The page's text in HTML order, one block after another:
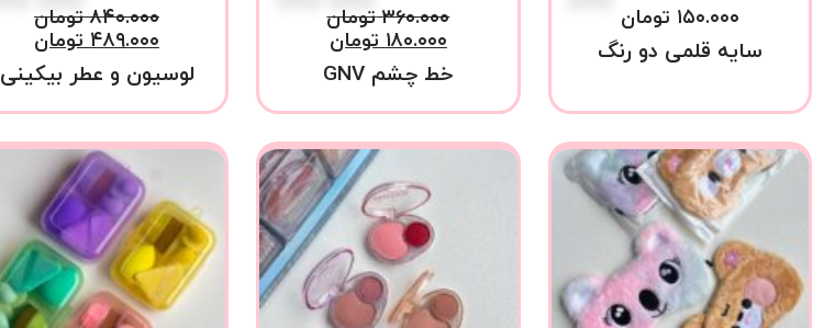
۱۵۰.۰۰۰ تومان
سایه قلمی دو رنگ
۳۶۰.۰۰۰ تومان
۱۸۰.۰۰۰ تومان
خط چشم GNV
۸۴۰.۰۰۰ تومان
۴۸۹.۰۰۰ تومان
لوسیون و عطر بیکینی